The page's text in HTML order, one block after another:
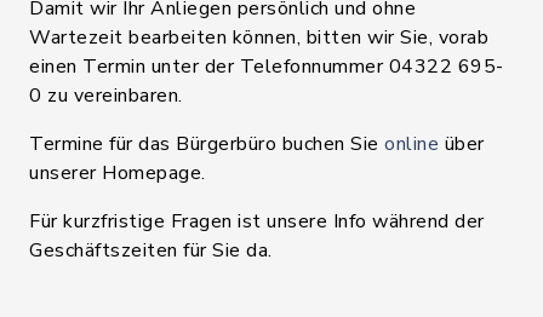
Damit wir Ihr Anliegen persönlich und ohne
Wartezeit bearbeiten können, bitten wir Sie, vorab
einen Termin unter der Telefonnummer 04322 695-
0 zu vereinbaren.
Termine für das Bürgerbüro buchen Sie online über
unserer Homepage.
Für kurzfristige Fragen ist unsere Info während der
Geschäftszeiten für Sie da.